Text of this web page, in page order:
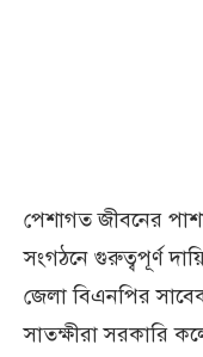
পেশাগত জীবনের
সংগঠনে গুরুত্বপূর্ণ
জেলা বিএনপির
সাতক্ষীরা সরকারি